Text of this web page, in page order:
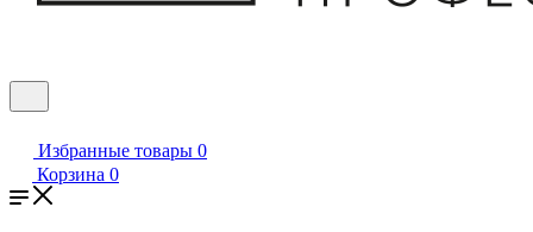
Избранные товары 0
Корзина 0